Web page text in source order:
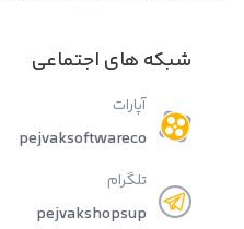
شبکه های اجتماعی
آپارات
pejvaksoftwareco
تلگرام
pejvakshopsup